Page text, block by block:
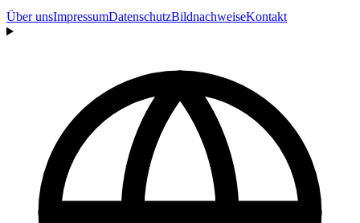
Über unsImpressumDatenschutzBildnachweiseKontakt